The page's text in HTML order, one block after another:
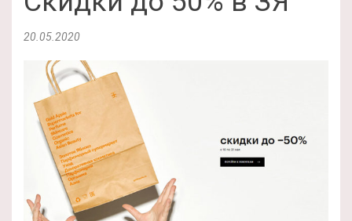
20.05.2020